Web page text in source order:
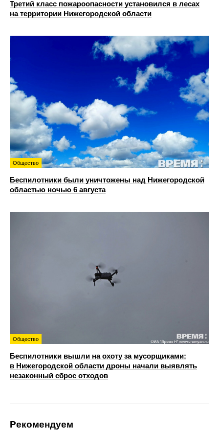
Третий класс пожароопасности установился в лесах
на территории Нижегородской области
Общество
Беспилотники были уничтожены над Нижегородской
областью ночью 6 августа
Общество
Беспилотники вышли на охоту за мусорщиками:
в Нижегородской области дроны начали выявлять
незаконный сброс отходов
Рекомендуем